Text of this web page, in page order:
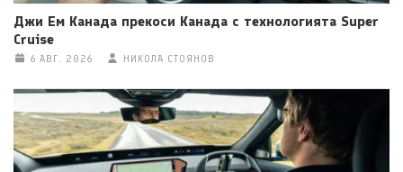
Джи Ем Канада прекоси Канада с технологията Super
Cruise
6 АВГ. 2026 НИКОЛА СТОЯНОВ